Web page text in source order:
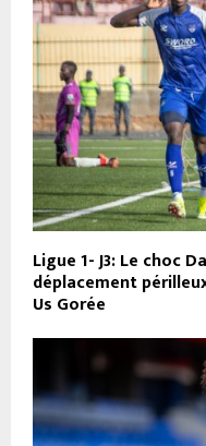
Ligue 1- J3: Le choc
déplacement
Us Gorée